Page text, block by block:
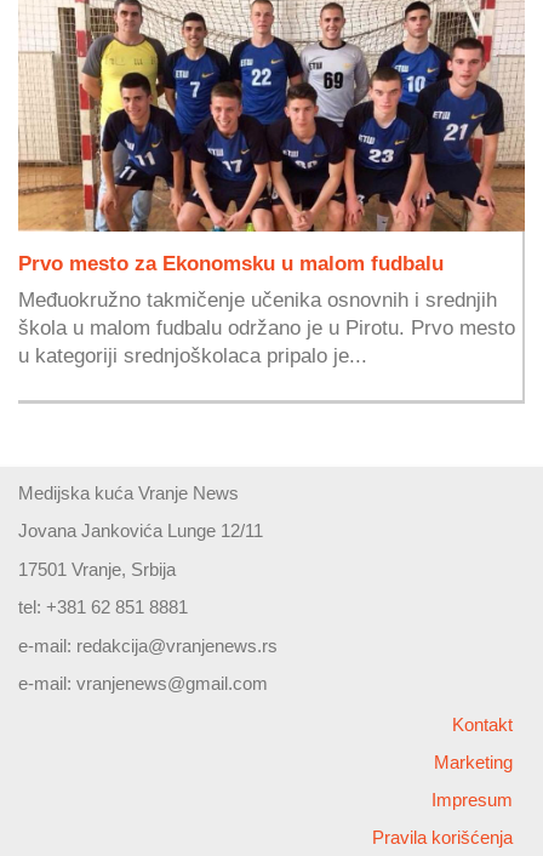
Prvo mesto za Ekonomsku u malom fudbalu
Međuokružno takmičenje učenika osnovnih i srednjih
škola u malom fudbalu održano je u Pirotu. Prvo mesto
u kategoriji srednjoškolaca pripalo je...
Medijska kuća Vranje News
Jovana Jankovića Lunge 12/11
17501 Vranje, Srbija
tel: +381 62 851 8881
e-mail: redakcija@vranjenews.rs
e-mail: vranjenews@gmail.com
Kontakt
Marketing
Impresum
Pravila korišćenja